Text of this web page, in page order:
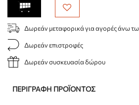
Δωρεάν μεταφορικά για αγορές άνω
Δωρεάν επιστροφές
Δωρεάν συσκευασία δώρου
ΠΕΡΙΓΡΑΦΉ ΠΡΟΪΌΝΤΟΣ